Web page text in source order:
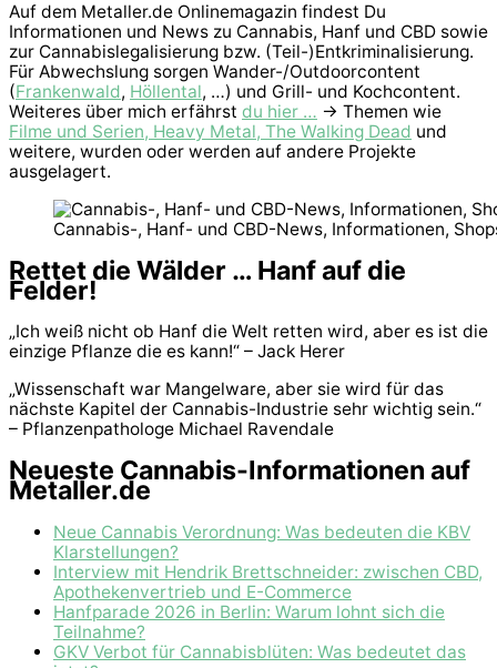
Auf dem Metaller.de Onlinemagazin findest Du
Informationen und News zu Cannabis, Hanf und CBD sowie
zur Cannabislegalisierung bzw. (Teil-)Entkriminalisierung.
Für Abwechslung sorgen Wander-/Outdoorcontent
(Frankenwald, Höllental, …) und Grill- und Kochcontent.
Weiteres über mich erfährst du hier … -> Themen wie
Filme und Serien, Heavy Metal, The Walking Dead und
weitere, wurden oder werden auf andere Projekte
ausgelagert.
Cannabis-, Hanf- und CBD-News, Informationen,
Rettet die Wälder … Hanf auf die
Felder!
„Ich weiß nicht ob Hanf die Welt retten wird, aber es ist die
einzige Pflanze die es kann!“ – Jack Herer
„Wissenschaft war Mangelware, aber sie wird für das
nächste Kapitel der Cannabis-Industrie sehr wichtig sein.“
– Pflanzenpathologe Michael Ravendale
Neueste Cannabis-Informationen auf
Metaller.de
Neue Cannabis Verordnung: Was bedeuten die KBV
Klarstellungen?
Interview mit Hendrik Brettschneider: zwischen CBD,
Apothekenvertrieb und E-Commerce
Hanfparade 2026 in Berlin: Warum lohnt sich die
Teilnahme?
GKV Verbot für Cannabisblüten: Was bedeutet das